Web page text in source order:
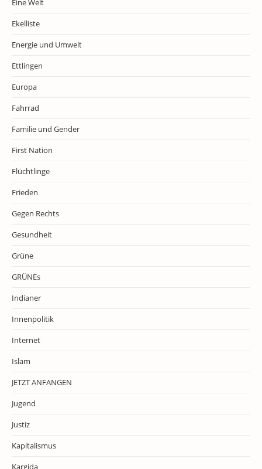
Eine Welt
Ekelliste
Energie und Umwelt
Ettlingen
Europa
Fahrrad
Familie und Gender
First Nation
Flüchtlinge
Frieden
Gegen Rechts
Gesundheit
Grüne
GRÜNEs
Indianer
Innenpolitik
Internet
Islam
JETZT ANFANGEN
Jugend
Justiz
Kapitalismus
Kargida